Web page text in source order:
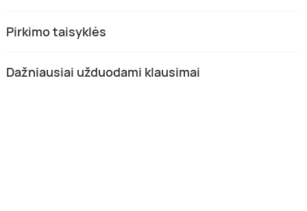
Pirkimo taisyklės
Dažniausiai užduodami klausimai